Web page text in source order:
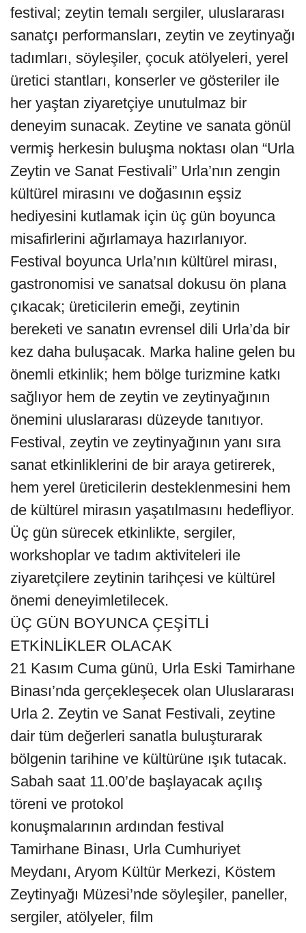
festival; zeytin temalı sergiler, uluslararası
sanatçı performansları, zeytin ve zeytinyağı
tadımları, söyleşiler, çocuk atölyeleri, yerel
üretici stantları, konserler ve gösteriler ile
her yaştan ziyaretçiye unutulmaz bir
deneyim sunacak. Zeytine ve sanata gönül
vermiş herkesin buluşma noktası olan “Urla
Zeytin ve Sanat Festivali” Urla’nın zengin
kültürel mirasını ve doğasının eşsiz
hediyesini kutlamak için üç gün boyunca
misafirlerini ağırlamaya hazırlanıyor.
Festival boyunca Urla’nın kültürel mirası,
gastronomisi ve sanatsal dokusu ön plana
çıkacak; üreticilerin emeği, zeytinin
bereketi ve sanatın evrensel dili Urla’da bir
kez daha buluşacak. Marka haline gelen bu
önemli etkinlik; hem bölge turizmine katkı
sağlıyor hem de zeytin ve zeytinyağının
önemini uluslararası düzeyde tanıtıyor.
Festival, zeytin ve zeytinyağının yanı sıra
sanat etkinliklerini de bir araya getirerek,
hem yerel üreticilerin desteklenmesini hem
de kültürel mirasın yaşatılmasını hedefliyor.
Üç gün sürecek etkinlikte, sergiler,
workshoplar ve tadım aktiviteleri ile
ziyaretçilere zeytinin tarihçesi ve kültürel
önemi deneyimletilecek.
ÜÇ GÜN BOYUNCA ÇEŞİTLİ
ETKİNLİKLER OLACAK
21 Kasım Cuma günü, Urla Eski Tamirhane
Binası’nda gerçekleşecek olan Uluslararası
Urla 2. Zeytin ve Sanat Festivali, zeytine
dair tüm değerleri sanatla buluşturarak
bölgenin tarihine ve kültürüne ışık tutacak.
Sabah saat 11.00’de başlayacak açılış
töreni ve protokol
konuşmalarının ardından festival
Tamirhane Binası, Urla Cumhuriyet
Meydanı, Aryom Kültür Merkezi, Köstem
Zeytinyağı Müzesi’nde söyleşiler, paneller,
sergiler, atölyeler, film